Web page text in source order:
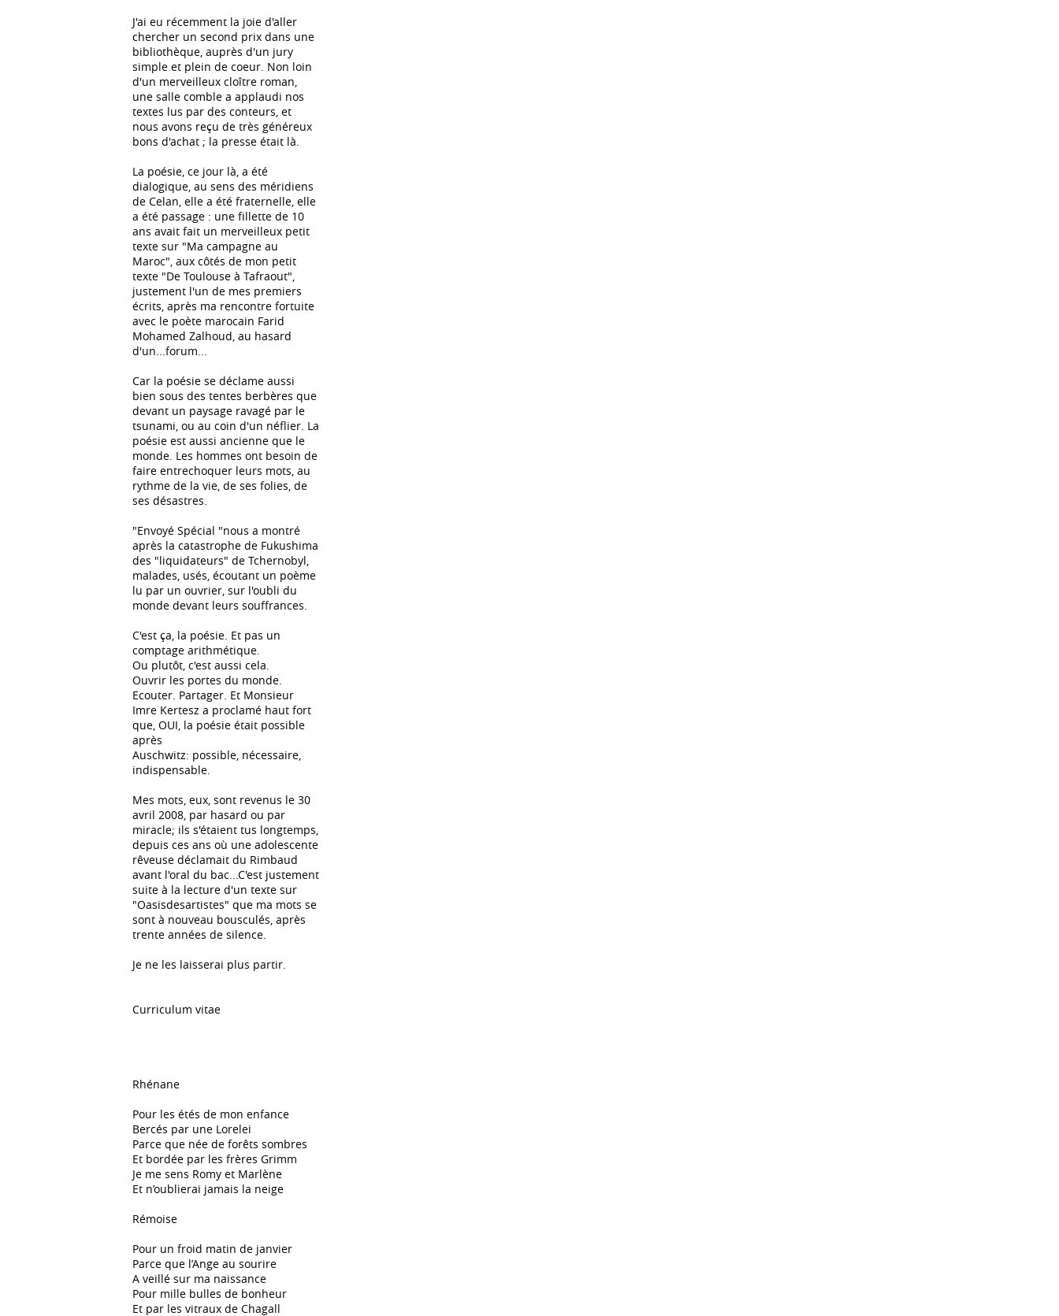
J'ai eu récemment la joie d'aller
chercher un second prix dans une
bibliothèque, auprès d'un jury
simple et plein de coeur. Non loin
d'un merveilleux cloître roman,
une salle comble a applaudi nos
textes lus par des conteurs, et
nous avons reçu de très généreux
bons d'achat ; la presse était là.
La poésie, ce jour là, a été
dialogique, au sens des méridiens
de Celan, elle a été fraternelle, elle
a été passage : une fillette de 10
ans avait fait un merveilleux petit
texte sur "Ma campagne au
Maroc", aux côtés de mon petit
texte "De Toulouse à Tafraout",
justement l'un de mes premiers
écrits, après ma rencontre fortuite
avec le poète marocain Farid
Mohamed Zalhoud, au hasard
d'un...forum...
Car la poésie se déclame aussi
bien sous des tentes berbères que
devant un paysage ravagé par le
tsunami, ou au coin d'un néflier. La
poésie est aussi ancienne que le
monde. Les hommes ont besoin de
faire entrechoquer leurs mots, au
rythme de la vie, de ses folies, de
ses désastres.
"Envoyé Spécial "nous a montré
après la catastrophe de Fukushima
des "liquidateurs" de Tchernobyl,
malades, usés, écoutant un poème
lu par un ouvrier, sur l'oubli du
monde devant leurs souffrances.
C'est ça, la poésie. Et pas un
comptage arithmétique.
Ou plutôt, c'est aussi cela.
Ouvrir les portes du monde.
Ecouter. Partager. Et Monsieur
Imre Kertesz a proclamé haut fort
que, OUI, la poésie était possible
après
Auschwitz: possible, nécessaire,
indispensable.
Mes mots, eux, sont revenus le 30
avril 2008, par hasard ou par
miracle; ils s'étaient tus longtemps,
depuis ces ans où une adolescente
rêveuse déclamait du Rimbaud
avant l'oral du bac...C'est justement
suite à la lecture d'un texte sur
"Oasisdesartistes" que ma mots se
sont à nouveau bousculés, après
trente années de silence.
Je ne les laisserai plus partir.
Curriculum vitae
Rhénane
Pour les étés de mon enfance
Bercés par une Lorelei
Parce que née de forêts sombres
Et bordée par les frères Grimm
Je me sens Romy et Marlène
Et n’oublierai jamais la neige
Rémoise
Pour un froid matin de janvier
Parce que l’Ange au sourire
A veillé sur ma naissance
Pour mille bulles de bonheur
Et par les vitraux de Chagall